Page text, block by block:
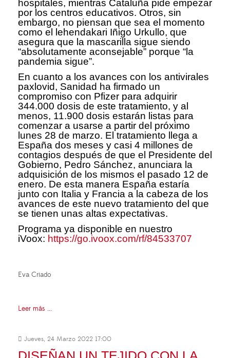
hospitales, mientras Cataluña pide empezar
por los centros educativos. Otros, sin
embargo, no piensan que sea el momento
como el lehendakari Iñigo Urkullo, que
asegura que la mascarilla sigue siendo
“absolutamente aconsejable” porque “la
pandemia sigue”.
En cuanto a los avances con los antivirales
paxlovid, Sanidad ha firmado un
compromiso con Pfizer para adquirir
344.000 dosis de este tratamiento, y al
menos, 11.900 dosis estarán listas para
comenzar a usarse a partir del próximo
lunes 28 de marzo. El tratamiento llega a
España dos meses y casi 4 millones de
contagios después de que el Presidente del
Gobierno, Pedro Sánchez, anunciara la
adquisición de los mismos el pasado 12 de
enero. De esta manera España estaría
junto con Italia y Francia a la cabeza de los
avances de este nuevo tratamiento del que
se tienen unas altas expectativas.
Programa ya disponible en nuestro
iVoox: https://go.ivoox.com/rf/84533707
Eva Criado
Leer más ...
Jueves, 24 Marzo 2022 17:00